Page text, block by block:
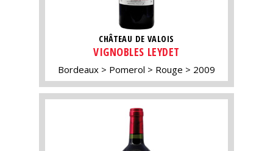
CHÂTEAU DE VALOIS
VIGNOBLES LEYDET
Bordeaux Pomerol Rouge 2009